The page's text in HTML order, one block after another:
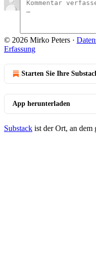
© 2026 Mirko Peters ·
Erfassung
Starten Sie Ihre
App herunterladen
Substack ist der Ort, an dem